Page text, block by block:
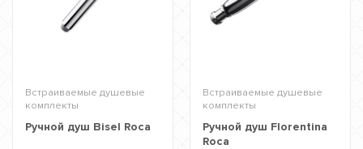
Встраиваемые душевые
комплекты
Ручной душ Bisel Roca
Встраиваемые душевые
комплекты
Ручной душ Florentina
Roca